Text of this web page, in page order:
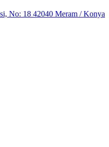
No: 18 42040 Meram / Konya